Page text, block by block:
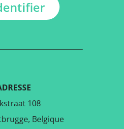
108
Belgique